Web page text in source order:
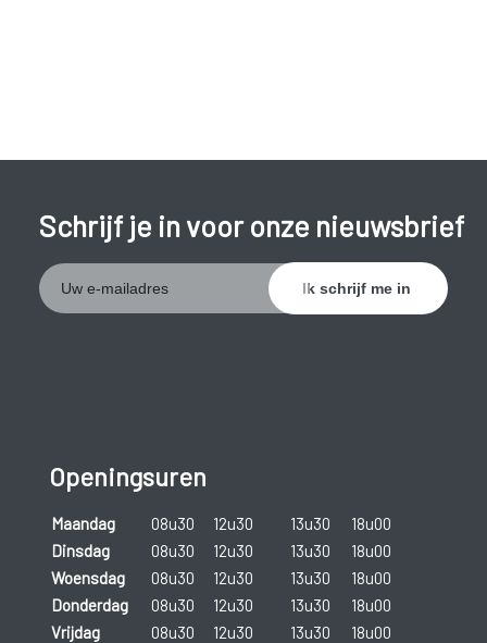
Schrijf je in voor onze nieuwsbrief
Openingsuren
Maandag 08u30 12u30 13u30
18u00
Dinsdag
08u30 12u30 13u30
18u00
Woensdag
08u30 12u30 13u30
18u00
Donderdag
08u30 12u30 13u30
18u00
Vrijdag
08u30 12u30 13u30
18u00